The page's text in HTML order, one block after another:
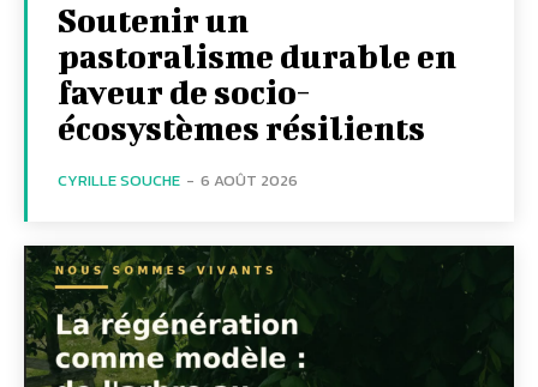
Soutenir un
pastoralisme durable en
faveur de socio-
écosystèmes résilients
CYRILLE SOUCHE - 6 AOÛT 2026